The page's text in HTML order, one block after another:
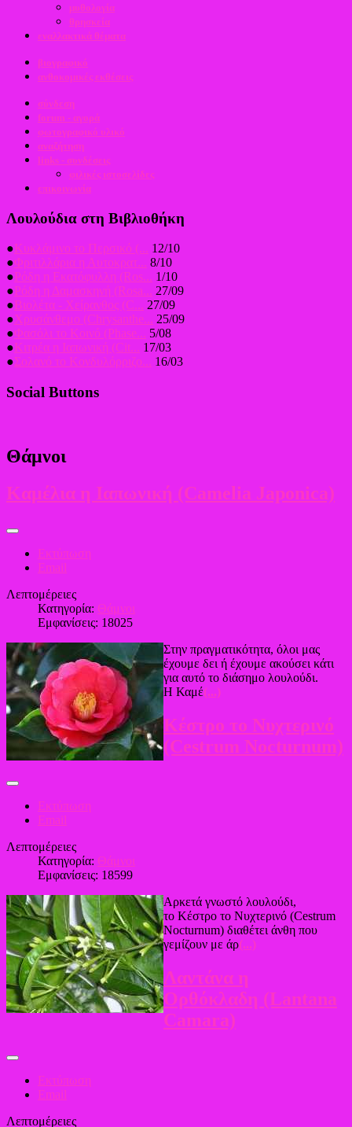
μυθολογία
θρησκεία
εναλλακτικά θέματα
βιογραφικό
ανθοκομικές εκθέσεις
σύνδεση
forum - αγορά
φωτογραφικό υλικό
αναζήτηση
links - συνδέσεις
φιλικές ιστοσελίδες
επικοινωνία
Λουλούδια στη Βιβλιοθήκη
●Κυκλάμινο το Περσικό (... 12/10
●Φριτιλλάρια η Αυτοκρατ... 8/10
●Ρόδη η Εκατόφυλλη (Ros... 1/10
●Ρόδη η Δαμασκηνή (Rosa... 27/09
●Βιολέτα - Χείρανθος (C... 27/09
●Χρυσάνθεμο (Chrysanthe... 25/09
●Φασόλι το Κοινό (Phase... 5/08
●Κιτρέα η Ιαπωνική (Cit... 17/03
●Σολανό το Κονδυλόρριζο... 16/03
Social Buttons
Θάμνοι
Καμέλια η Ιαπωνική (Camelia Japonica)
Εκτύπωση
Email
Λεπτομέρειες
Κατηγορία: Θάμνοι
Εμφανίσεις: 18025
Στην πραγματικότητα, όλοι μας
έχουμε δει ή έχουμε ακούσει κάτι
για αυτό το διάσημο λουλούδι.
Η Καμέ(...)
Κέστρο το Νυχτερινό
(Cestrum Nocturnum)
Εκτύπωση
Email
Λεπτομέρειες
Κατηγορία: Θάμνοι
Εμφανίσεις: 18599
Αρκετά γνωστό λουλούδι,
το Κέστρο το Νυχτερινό (Cestrum
Nocturnum) διαθέτει άνθη που
γεμίζουν με άρ(...)
Λαντάνα η
Ορθόκλαδη (Lantana
Camara)
Εκτύπωση
Email
Λεπτομέρειες